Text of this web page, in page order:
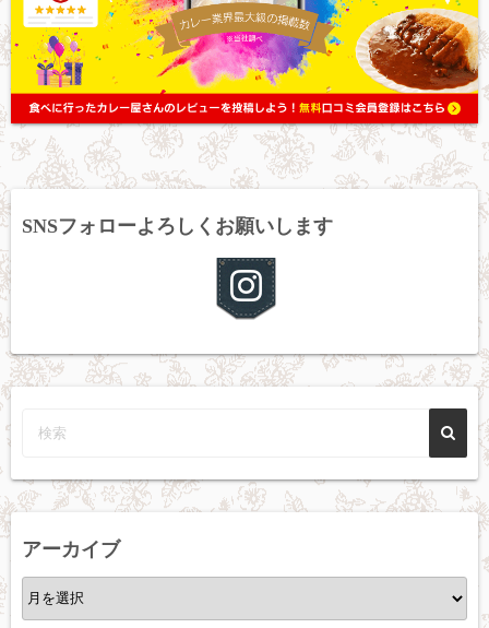
SNSフォローよろしくお願いします
アーカイブ
ア
ー